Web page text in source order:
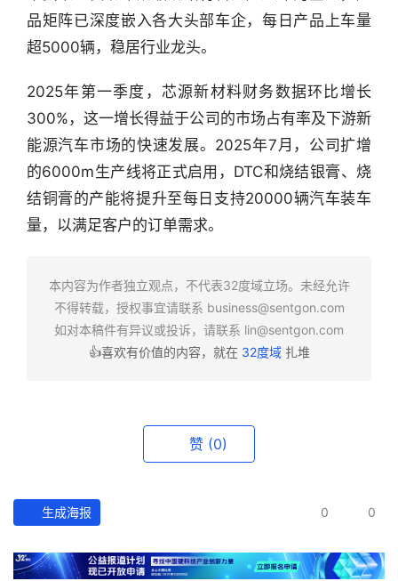
行
业
快
报
资
讯
精
选
报
品矩阵已深度嵌入各大头部车企，每日产品上车量
超5000辆，稳居行业龙头。
2025年第一季度，芯源新材料财务数据环比增长
300%，这一增长得益于公司的市场占有率及下游新
能源汽车市场的快速发展。2025年7月，公司扩增
的6000m生产线将正式启用，DTC和烧结银膏、烧
结铜膏的产能将提升至每日支持20000辆汽车装车
量，以满足客户的订单需求。
本内容为作者独立观点，不代表32度域立场。未经允许
不得转载，授权事宜请联系 business@sentgon.com
如对本稿件有异议或投诉，请联系 lin@sentgon.com
👍喜欢有价值的内容，就在 32度域扎堆
赞 (0)
生成海报 0 0